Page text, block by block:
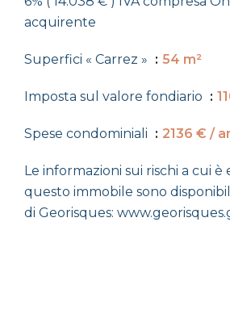
acquirente
Superfici « Carrez » 54 m²
Imposta sul valore fondiario
Spese condominiali 2136 € /
Le informazioni sui rischi a cui è
questo immobile sono
di Georisques: